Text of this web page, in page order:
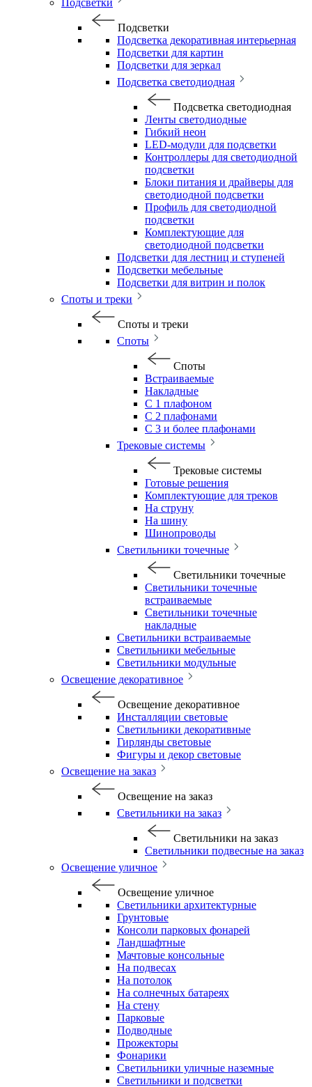
Подсветки
Подсветки
Подсветка декоративная интерьерная
Подсветки для картин
Подсветки для зеркал
Подсветка светодиодная
Подсветка светодиодная
Ленты светодиодные
Гибкий неон
LED-модули для подсветки
Контроллеры для светодиодной
подсветки
Блоки питания и драйверы для
светодиодной подсветки
Профиль для светодиодной
подсветки
Комплектующие для
светодиодной подсветки
Подсветки для лестниц и ступеней
Подсветки мебельные
Подсветки для витрин и полок
Споты и треки
Споты и треки
Споты
Споты
Встраиваемые
Накладные
С 1 плафоном
С 2 плафонами
С 3 и более плафонами
Трековые системы
Трековые системы
Готовые решения
Комплектующие для треков
На струну
На шину
Шинопроводы
Светильники точечные
Светильники точечные
Светильники точечные
встраиваемые
Светильники точечные
накладные
Светильники встраиваемые
Светильники мебельные
Светильники модульные
Освещение декоративное
Освещение декоративное
Инсталляции световые
Светильники декоративные
Гирлянды световые
Фигуры и декор световые
Освещение на заказ
Освещение на заказ
Светильники на заказ
Светильники на заказ
Светильники подвесные на заказ
Освещение уличное
Освещение уличное
Светильники архитектурные
Грунтовые
Консоли парковых фонарей
Ландшафтные
Мачтовые консольные
На подвесах
На потолок
На солнечных батареях
На стену
Парковые
Подводные
Прожекторы
Фонарики
Светильники уличные наземные
Светильники и подсветки